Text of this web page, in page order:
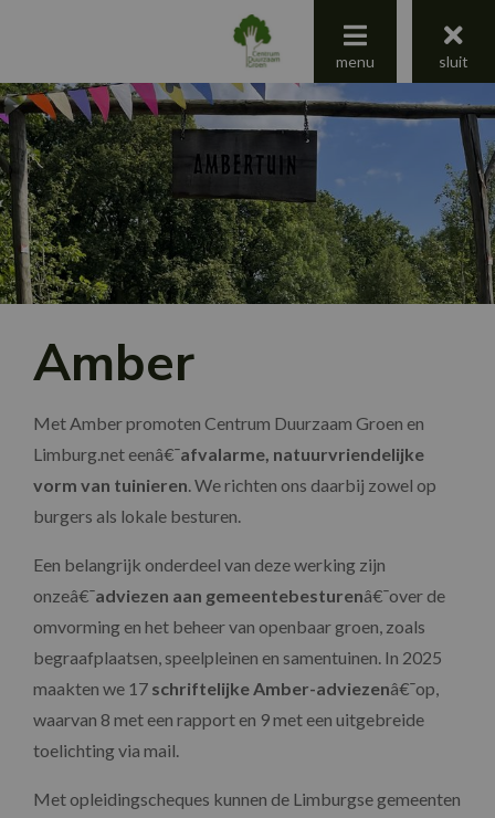
Centrum Duurzaam Groen
menu
menu sluit
Amber
Met Amber promoten Centrum Duurzaam Groen en
Limburg.net eenâ€¯afvalarme, natuurvriendelijke
vorm van tuinieren. We richten ons daarbij zowel op
burgers als lokale besturen.
Een belangrijk onderdeel van deze werking zijn
onzeâ€¯adviezen aan gemeentebesturenâ€¯over de
omvorming en het beheer van openbaar groen, zoals
begraafplaatsen, speelpleinen en samentuinen. In 2025
maakten we 17 schriftelijke Amber-adviezenâ€¯op,
waarvan 8 met een rapport en 9 met een uitgebreide
toelichting via mail.
Met opleidingscheques kunnen de Limburgse gemeenten